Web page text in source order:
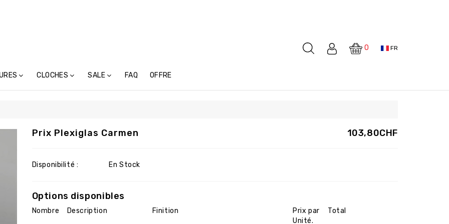
0 FR
CLOCHES SALE FAQ OFFRE
103,80CHF
Prix Plexiglas Carmen
Disponibilité : En Stock
Options disponibles
Nombre Description Finition
Prix par
Unité.
Total